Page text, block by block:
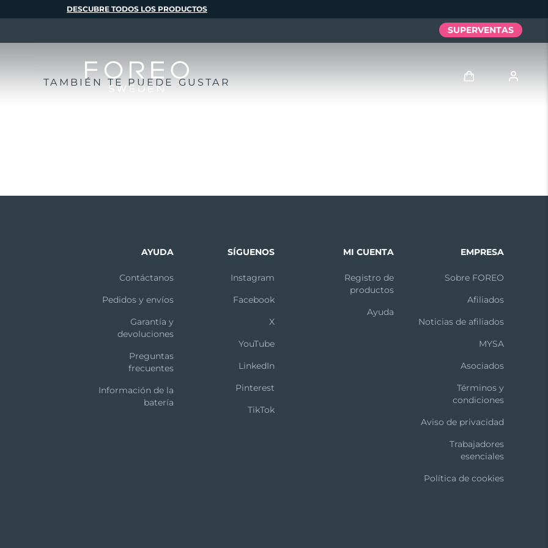
TAMBIÉN TE PUEDE GUSTAR
DESCUBRE TODOS LOS PRODUCTOS
SUPERVENTAS
AYUDA
Contáctanos
Pedidos y envíos
Garantía y
devoluciones
Preguntas
frecuentes
Información de la
batería
SÍGUENOS
Instagram
Facebook
X
YouTube
LinkedIn
Pinterest
TikTok
MI CUENTA
Registro de
productos
Ayuda
EMPRESA
Sobre FOREO
Afiliados
Noticias de afiliados
MYSA
Asociados
Términos y
condiciones
Aviso de privacidad
Trabajadores
esenciales
Política de cookies